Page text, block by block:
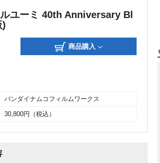
ユーミ 40th Anniversary Bl
)
商品購入
バンダイナムコフィルムワークス
30,800円（税込）